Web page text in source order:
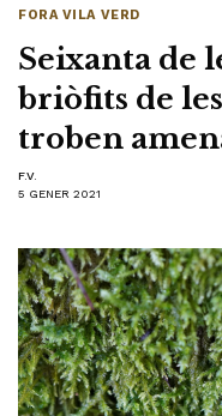
FORA VILA VERD
Seixanta de
briòfits de
troben
F.V.
5 GENER 2021